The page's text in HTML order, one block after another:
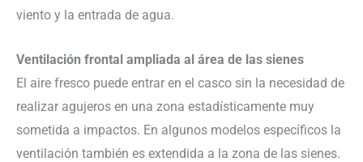
viento y la entrada de agua.
Ventilación frontal ampliada al área de las sienes
El aire fresco puede entrar en el casco sin la necesidad de
realizar agujeros en una zona estadísticamente muy
sometida a impactos. En algunos modelos específicos la
ventilación también es extendida a la zona de las sienes.